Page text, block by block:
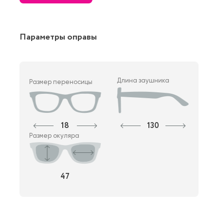
Параметры оправы
Размер переносицы
18
Длина заушника
130
Размер окуляра
47